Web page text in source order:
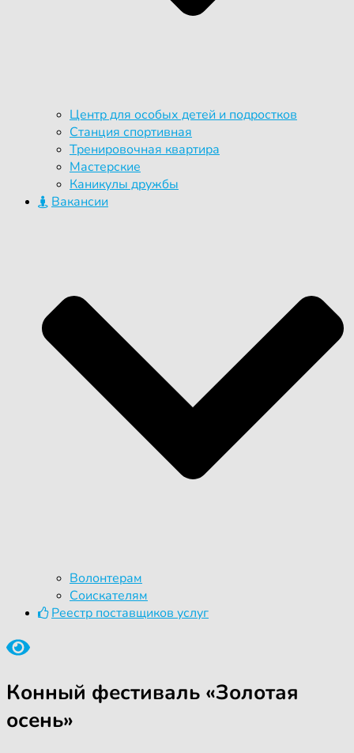
Центр для особых детей и подростков
Станция спортивная
Тренировочная квартира
Мастерские
Каникулы дружбы
Вакансии
Волонтерам
Соискателям
Реестр поставщиков услуг
Конный фестиваль «Золотая
осень»